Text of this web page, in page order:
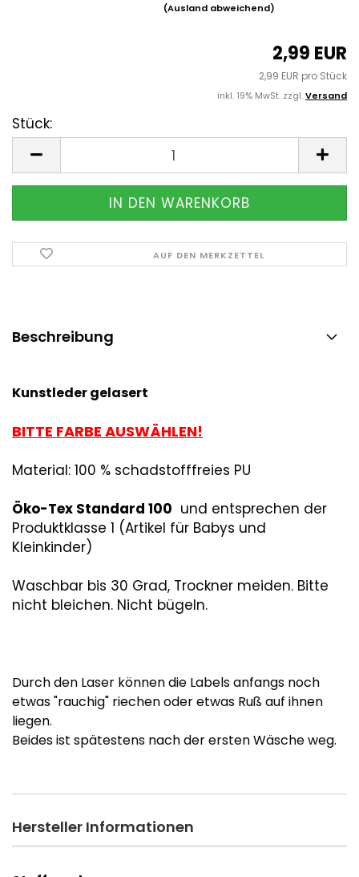
(Ausland abweichend)
2,99 EUR
2,99 EUR pro Stück
inkl. 19% MwSt. zzgl.Versand
Stück:
AUF DEN MERKZETTEL
Beschreibung
Kunstleder gelasert
BITTE FARBE AUSWÄHLEN!
Material: 100 % schadstofffreies PU
Öko-Tex Standard 100 und entsprechen der
Produktklasse 1 (Artikel für Babys und
Kleinkinder)
Waschbar bis 30 Grad, Trockner meiden. Bitte
nicht bleichen. Nicht bügeln.
Durch den Laser können die Labels anfangs noch
etwas "rauchig" riechen oder etwas Ruß auf ihnen
liegen.
​Beides ist spätestens nach der ersten Wäsche weg.
Hersteller Informationen